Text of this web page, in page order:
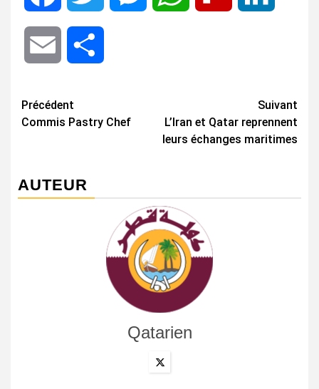
Email
Navigation
d’article
Précédent
Commis Pastry Chef
Suivant
L’Iran et Qatar reprennent
leurs échanges maritimes
AUTEUR
Qatarien